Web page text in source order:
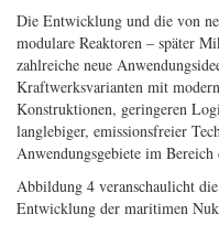
Die Entwicklung und die von
modulare Reaktoren – später
zahlreiche neue
Kraftwerksvarianten mit
Konstruktionen, geringeren
langlebiger, emissionsfreier
Anwendungsgebiete im
Abbildung 4 veranschaulicht
Entwicklung der maritimen